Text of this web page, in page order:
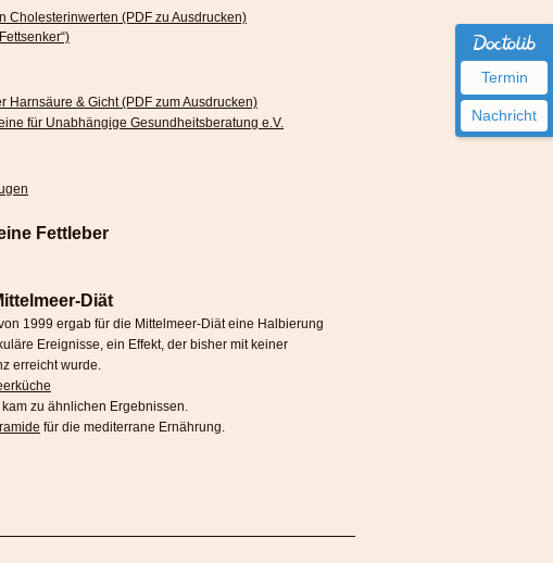
Termin
Nachricht
Cholesterinwerten (PDF zu Ausdrucken)
Harnsäure & Gicht (PDF zum Ausdrucken)
für Unabhängige Gesundheitsberatung e.V.
Fettleber
Diät
1999 ergab für die Mittelmeer-Diät eine Halbierung
Ereignisse, ein Effekt, der bisher mit keiner
erreicht wurde.
kam zu ähnlichen Ergebnissen.
für die mediterrane Ernährung.